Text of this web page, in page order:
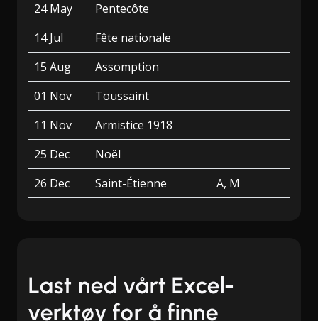
24 May
Pentecôte
14 Jul
Fête nationale
15 Aug
Assomption
01 Nov
Toussaint
11 Nov
Armistice 1918
25 Dec
Noël
26 Dec
Saint-Étienne A, M
Last ned vårt Excel-
verktøy for å finne